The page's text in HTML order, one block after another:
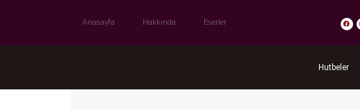
Anasayfa Hakkında Eserler
Hutbeler